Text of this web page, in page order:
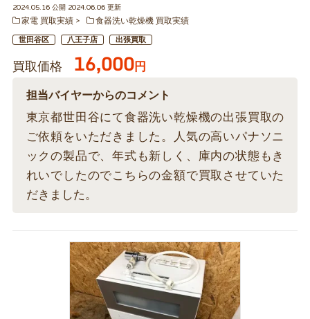
2024.05.16 公開 2024.06.06 更新
家電 買取実績
食器洗い乾燥機 買取実績
世田谷区 八王子店 出張買取
買取価格 16,000円
担当バイヤーからのコメント
東京都世田谷にて食器洗い乾燥機の出張買取の
ご依頼をいただきました。人気の高いパナソニ
ックの製品で、年式も新しく、庫内の状態もき
れいでしたのでこちらの金額で買取させていた
だきました。